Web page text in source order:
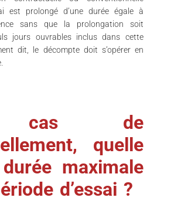
est prolongé d’une durée égale à
sans que la prolongation soit
jours ouvrables inclus dans cette
dit, le décompte doit s’opérer en
cas de
quelle
maximale
d’essai ?